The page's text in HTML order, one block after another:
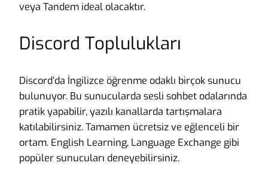
veya Tandem ideal olacaktır.
Discord Toplulukları
Discord’da İngilizce öğrenme odaklı birçok sunucu
bulunuyor. Bu sunucularda sesli sohbet odalarında
pratik yapabilir, yazılı kanallarda tartışmalara
katılabilirsiniz. Tamamen ücretsiz ve eğlenceli bir
ortam. English Learning, Language Exchange gibi
popüler sunucuları deneyebilirsiniz.